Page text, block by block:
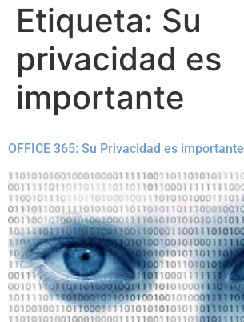
Etiqueta: Su
privacidad es
importante
OFFICE 365: Su Privacidad es importante